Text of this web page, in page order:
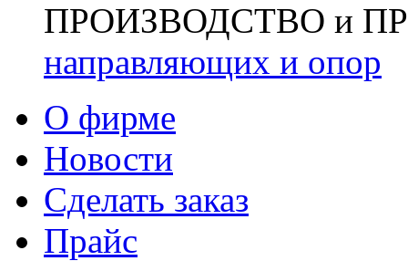
ПРОИЗВОДСТВО и
направляющих и опор
О фирме
Новости
Сделать заказ
Прайс